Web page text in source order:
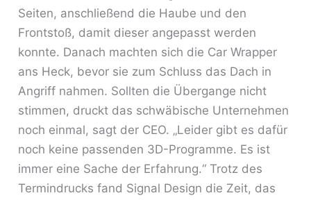
Seiten, anschließend die Haube und den
Frontstoß, damit dieser angepasst werden
konnte. Danach machten sich die Car Wrapper
ans Heck, bevor sie zum Schluss das Dach in
Angriff nahmen. Sollten die Übergange nicht
stimmen, druckt das schwäbische Unternehmen
noch einmal, sagt der CEO. „Leider gibt es dafür
noch keine passenden 3D-Programme. Es ist
immer eine Sache der Erfahrung.“ Trotz des
Termindrucks fand Signal Design die Zeit, das